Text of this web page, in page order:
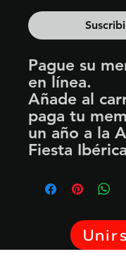
Pague su
en línea.
Añade al
paga tu
un año a la
Fiesta Ibérica